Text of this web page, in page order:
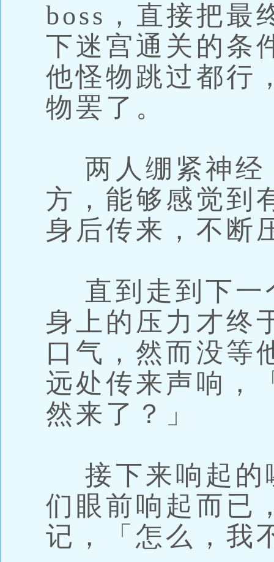
boss，直接把最
下迷宫通关的条
他怪物跳过都行
物罢了。
两人绷紧神经
方，能够感觉到
身后传来，不断
直到走到下一
身上的压力才终
口气，然而没等
远处传来声响，
然来了？」
接下来响起的
们眼前响起而已
记，「怎么，我